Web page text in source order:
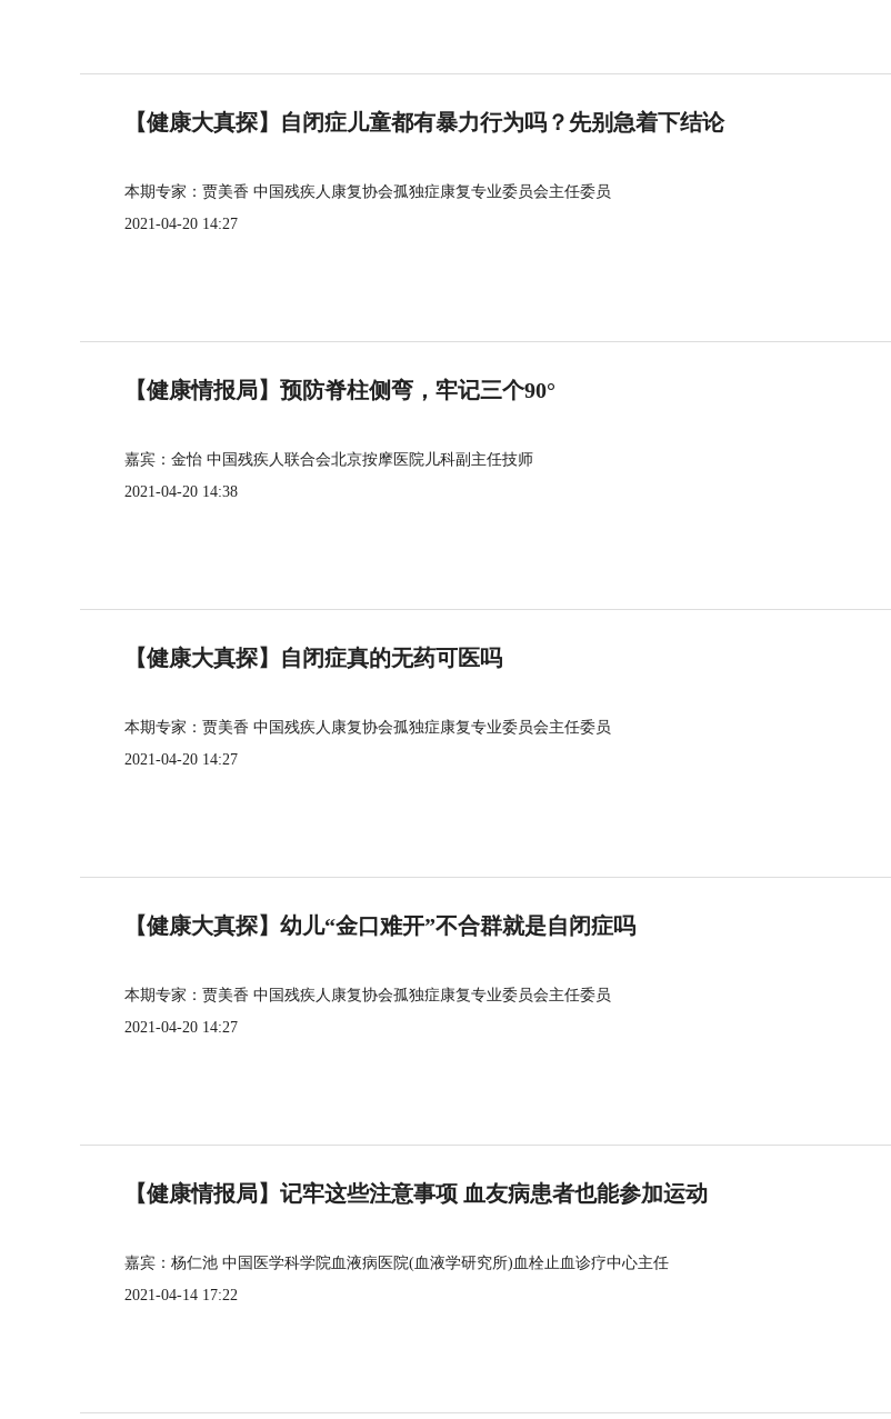
【健康大真探】自闭症儿童都有暴力行为吗？先别急着下结论
本期专家：贾美香 中国残疾人康复协会孤独症康复专业委员会主任委员
2021-04-20 14:27
【健康情报局】预防脊柱侧弯，牢记三个90°
嘉宾：金怡 中国残疾人联合会北京按摩医院儿科副主任技师
2021-04-20 14:38
【健康大真探】自闭症真的无药可医吗
本期专家：贾美香 中国残疾人康复协会孤独症康复专业委员会主任委员
2021-04-20 14:27
【健康大真探】幼儿“金口难开”不合群就是自闭症吗
本期专家：贾美香 中国残疾人康复协会孤独症康复专业委员会主任委员
2021-04-20 14:27
【健康情报局】记牢这些注意事项 血友病患者也能参加运动
嘉宾：杨仁池 中国医学科学院血液病医院(血液学研究所)血栓止血诊疗中心主任
2021-04-14 17:22